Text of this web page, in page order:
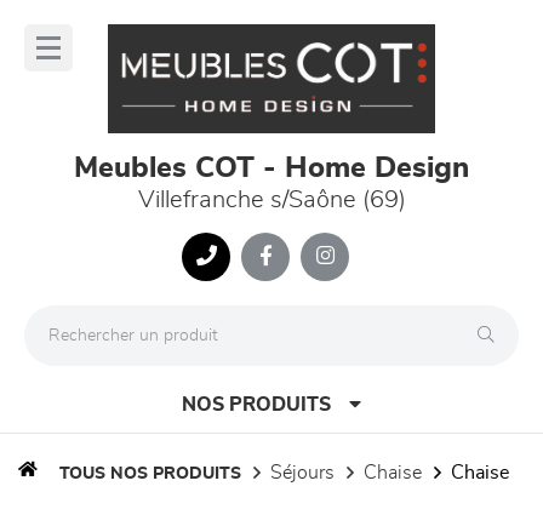
Meubles COT - Home Design
Villefranche s/Saône (69)
NOS PRODUITS
TOUS NOS PRODUITS séjours chaise chaise